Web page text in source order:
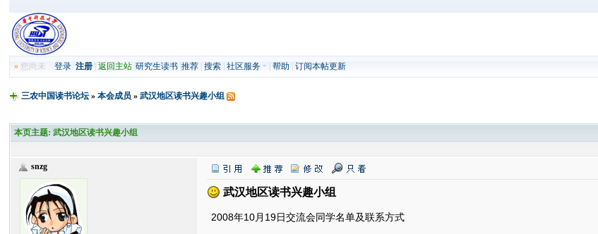
» 您尚未登录 注册 |返回主站 |研究生读书 |推荐 |搜索 |社区服务 |帮助 |订阅本帖更新
三农中国读书论坛 »本会成员 »武汉地区读书兴趣小组
本页主题: 武汉地区读书兴趣小组
snzg
武汉地区读书兴趣小组
2008年10月19日交流会同学名单及联系方式